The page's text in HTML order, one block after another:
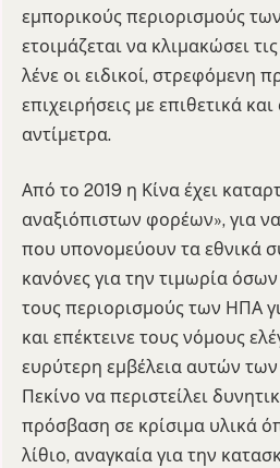
εμπορικούς περιορισμούς
ετοιμάζεται να κλιμακώσει
λένε οι ειδικοί, στρεφόμενη
επιχειρήσεις με επιθετικά
αντίμετρα.
Από το 2019 η Κίνα έχει
αναξιόπιστων φορέων», για
που υπονομεύουν τα εθνικά
κανόνες για την τιμωρία
τους περιορισμούς των ΗΠΑ
και επέκτεινε τους νόμους
ευρύτερη εμβέλεια αυτών
Πεκίνο να περιστείλει
πρόσβαση σε κρίσιμα υλικά
λίθιο, αναγκαία για την